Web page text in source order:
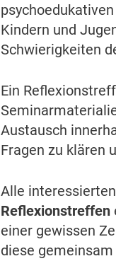
Kindern und
Schwierigkeiten
Ein
Austausch
Fragen zu klären
Alle
Reflexionstreffen
einer gewissen
diese